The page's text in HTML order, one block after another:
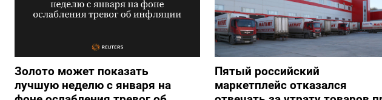
Золото может показать
лучшую неделю с января на
Пятый российский
маркетплейс отказался